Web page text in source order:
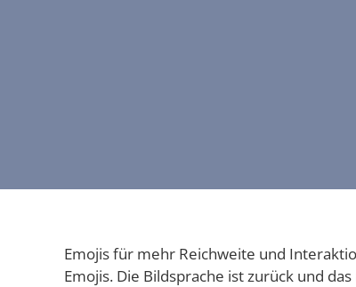
Emo­jis für mehr Reich­wei­te und
Emo­jis. Die Bild­spra­che ist zurück und